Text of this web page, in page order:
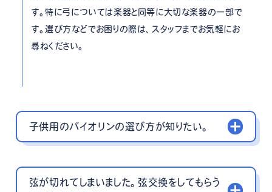
す。特に弓については楽器と同等に大切な楽器の一部で
す。選び方などでお困りの際は、スタッフまでお気軽にお
尋ねください。
子供用のバイオリンの選び方が知りたい。
弦が切れてしまいました。弦交換をしてもらう